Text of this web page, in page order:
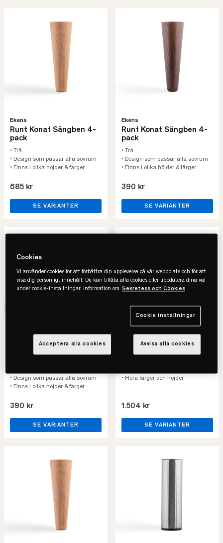
Ekens
Runt Konat Sängben 4-
pack
• Trä
• Design som passar alla sovrum
• Finns i olika höjder & färger
685 kr
SE VARIANTER
Ekens
Runt Konat Sängben 4-
pack
• Trä
• Design som passar alla sovrum
• Finns i olika höjder & färger
390 kr
SE VARIANTER
Runt Konat Sängben 4-
• Design som passar alla sovrum
• Finns i olika höjder & färger
390 kr
SE VARIANTER
• Flera färger och höjder
1.504 kr
SE VARIANTER
Cookies
Vi använder cookies för att förbättra din upplevelse på vår webbplats och för att
visa dig personligt innehåll. Du kan tillåta alla cookies eller uppdatera dina val
under cookie-inställningar. Information om Sekretess och Cookies
Cookie inställningar
Avvisa alla cookies
Acceptera alla cookies